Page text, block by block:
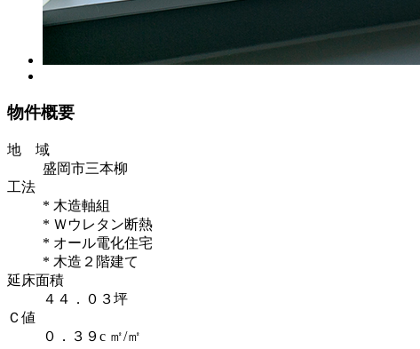
物件概要
地 域
盛岡市三本柳
工法
* 木造軸組
* Ｗウレタン断熱
* オール電化住宅
* 木造２階建て
延床面積
４４．０３坪
Ｃ値
０．３９c ㎡/㎡